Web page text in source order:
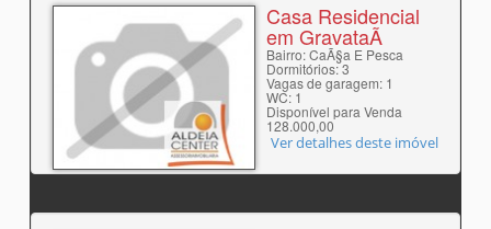
Casa Residencial
em GravataÃ­
Bairro: CaÃ§a E Pesca
Dormitórios: 3
Vagas de garagem: 1
WC: 1
Disponível para Venda
128.000,00
Ver detalhes deste imóvel